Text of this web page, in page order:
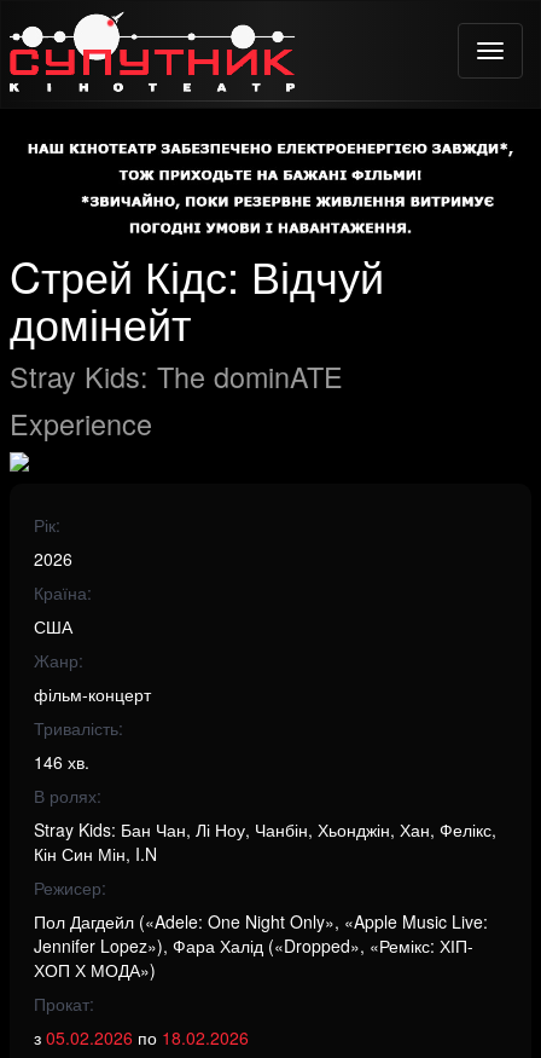
Toggle
Cтрей Кідс: Відчуй
домінейт
Stray Kids: The dominATE
Experience
Рік:
2026
Країна:
США
Жанр:
фільм-концерт
Тривалість:
146 хв.
В ролях:
Stray Kids: Бан Чан, Лі Ноу, Чанбін, Хьонджін, Хан, Фелікс,
Кін Син Мін, I.N
Режисер:
Пол Дагдейл («Adele: One Night Only», «Apple Music Live:
Jennifer Lopez»), Фара Халід («Dropped», «Ремікс: ХІП-
ХОП Х МОДА»)
Прокат:
з 05.02.2026 по 18.02.2026